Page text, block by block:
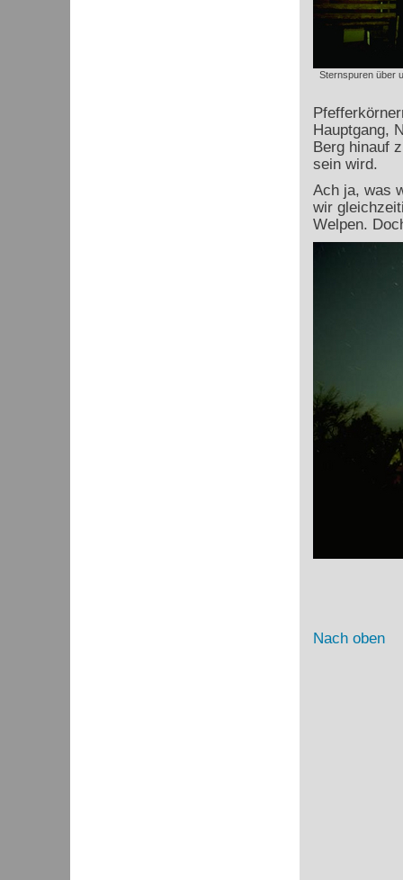
Sternspuren über
Hauptgang,
Berg hinauf
sein wird.
Ach ja, was
wir
Welpen.
Nach oben